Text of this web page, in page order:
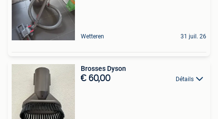
Wetteren 31 juil. 26
Brosses Dyson
€ 60,00 Détails